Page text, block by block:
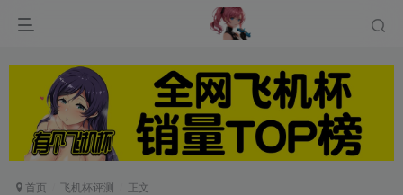
首页 飞机杯评测 正文